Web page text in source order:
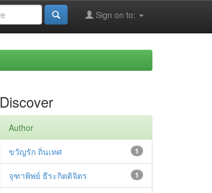
Sign on to:
Discover
Author
1
ขวัญรัก ถิ่นเทศ
1
จุฑาพิพย์ ธีระกิตติจิตร